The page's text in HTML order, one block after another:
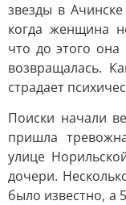
звезды в
когда женщина
что до этого она
возвращалась.
страдает
Поиски начали
пришла
улице
дочери.
было известно, а